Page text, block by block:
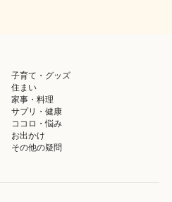
子育て・グッズ
住まい
家事・料理
サプリ・健康
ココロ・悩み
お出かけ
その他の疑問